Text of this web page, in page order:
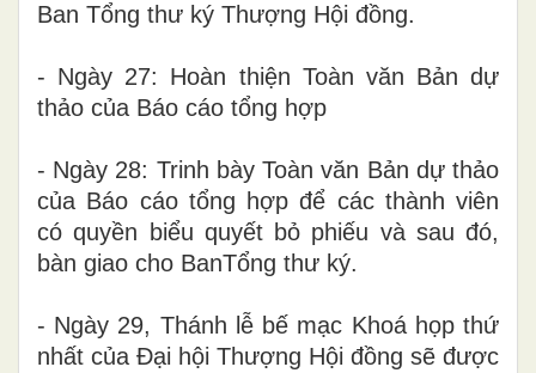
Ban Tổng thư ký Thượng Hội đồng.
- Ngày 27: Hoàn thiện Toàn văn Bản dự
thảo của Báo cáo tổng hợp
- Ngày 28: Trinh bàyToàn văn Bản dự thảo
của Báo cáo tổng hợp để các thành viên
có quyền biểu quyết bỏ phiếu và sau đó,
bàn giao cho BanTổng thư ký.
- Ngày 29, Thánh lễ bế mạc Khoá họp thứ
nhất của Đại hội Thượng Hội đồng sẽ được